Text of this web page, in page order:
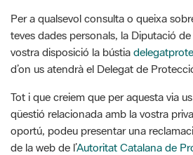
Per a qualsevol consulta o queixa
teves dades personals, la Diputació
vostra disposició la bústia
d’on us atendrà el Delegat de
Tot i que creiem que per aquesta via
qüestió relacionada amb la vostra
oportú, podeu presentar una
de la web de l’Autoritat Catalana de